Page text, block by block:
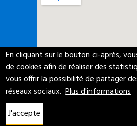
ACCESSIBILITÉ NUMÉRIQUE
ACCÈS MESSAGERIE
CGU CRÉDITS
PLAN DU SITE
En cliquant sur le bouton ci-après,
de cookies afin de réaliser des
vous offrir la possibilité de partager
réseaux sociaux. Plus d'informations
J'accepte